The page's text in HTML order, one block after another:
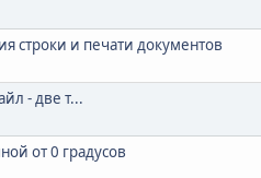
строки и печати документов
- две т...
от 0 градусов